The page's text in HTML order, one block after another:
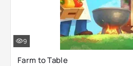
Farm to Table
9